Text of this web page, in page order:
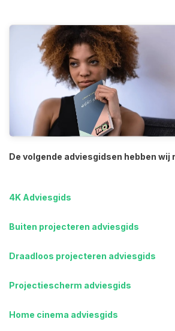
De volgende adviesgidsen hebben
4K Adviesgids
Buiten projecteren adviesgids
Draadloos projecteren adviesgids
Projectiescherm adviesgids
Home cinema adviesgids